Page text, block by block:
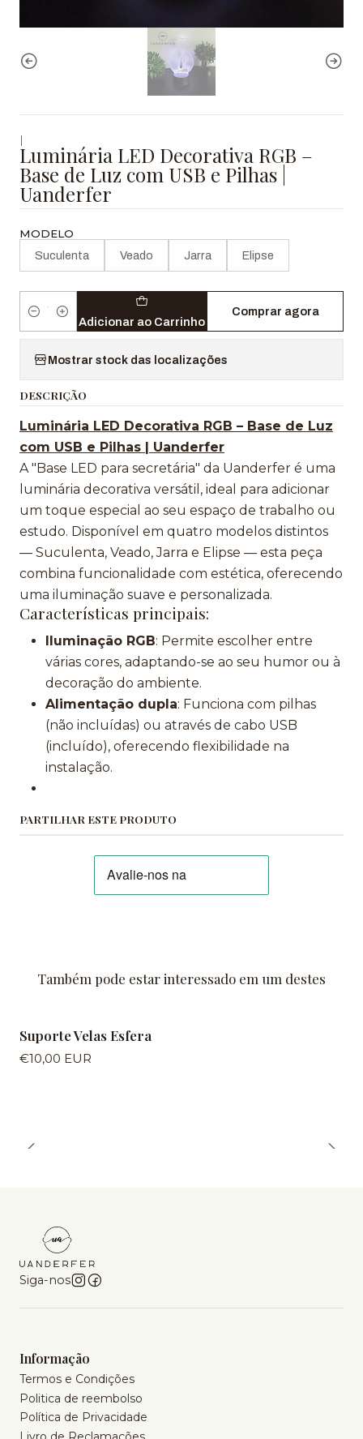
|
Luminária LED Decorativa RGB –
Base de Luz com USB e Pilhas |
Uanderfer
MODELO
Suculenta
Veado Jarra Elipse
QuantidadeAdicionar ao Carrinho
Comprar agora
Mostrar stock das localizações
DESCRIÇÃO
Luminária LED Decorativa RGB – Base de Luz
com USB e Pilhas | Uanderfer
A "Base LED para secretária" da Uanderfer é uma
luminária decorativa versátil, ideal para adicionar
um toque especial ao seu espaço de trabalho ou
estudo. Disponível em quatro modelos distintos
— Suculenta, Veado, Jarra e Elipse — esta peça
combina funcionalidade com estética, oferecendo
uma iluminação suave e personalizada.
Características principais:
Iluminação RGB: Permite escolher entre
várias cores, adaptando-se ao seu humor ou à
decoração do ambiente.
Alimentação dupla: Funciona com pilhas
(não incluídas) ou através de cabo USB
(incluído), oferecendo flexibilidade na
instalação.
PARTILHAR ESTE PRODUTO
Também pode estar interessado em um destes
Suporte Velas Esfera
€10,00 EUR
Siga-nos
Informação
Termos e Condições
Politica de reembolso
Política de Privacidade